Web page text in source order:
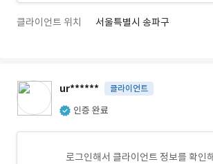
클라이언트 위치 서울특별시 송파구
ur****** 클라이언트
인증 완료
로그인해서 클라이언트 정보를 확인